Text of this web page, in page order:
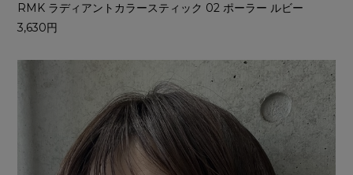
RMK ラディアントカラースティック 02 ポーラー ルビー
3,630円